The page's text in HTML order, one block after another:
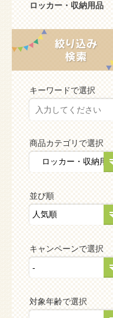
ロッカー・収納用品
キーワードで選択
商品カテゴリで選択
並び順
キャンペーンで選択
対象年齢で選択